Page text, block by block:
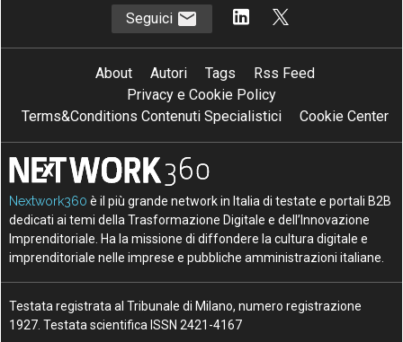
Seguici
About Autori Tags
Rss Feed
Privacy e Cookie Policy
Terms&Conditions Contenuti Specialistici
Cookie Center
Nextwork360 è il più grande network in Italia di testate e portali B2B
dedicati ai temi della Trasformazione Digitale e dell’Innovazione
Imprenditoriale. Ha la missione di diffondere la cultura digitale e
imprenditoriale nelle imprese e pubbliche amministrazioni italiane.
Testata registrata al Tribunale di Milano, numero registrazione
1927. Testata scientifica ISSN 2421-4167